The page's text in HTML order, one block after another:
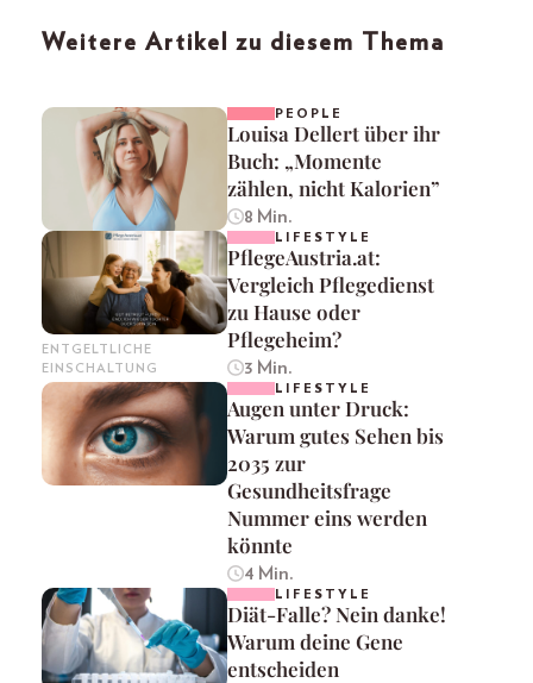
Weitere Artikel zu diesem Thema
PEOPLE
Louisa Dellert über ihr
Buch: „Momente
zählen, nicht Kalorien”
8 Min.
ENTGELTLICHE
EINSCHALTUNG
LIFESTYLE
PflegeAustria.at:
Vergleich Pflegedienst
zu Hause oder
Pflegeheim?
3 Min.
LIFESTYLE
Augen unter Druck:
Warum gutes Sehen bis
2035 zur
Gesundheitsfrage
Nummer eins werden
könnte
4 Min.
LIFESTYLE
Diät-Falle? Nein danke!
Warum deine Gene
entscheiden